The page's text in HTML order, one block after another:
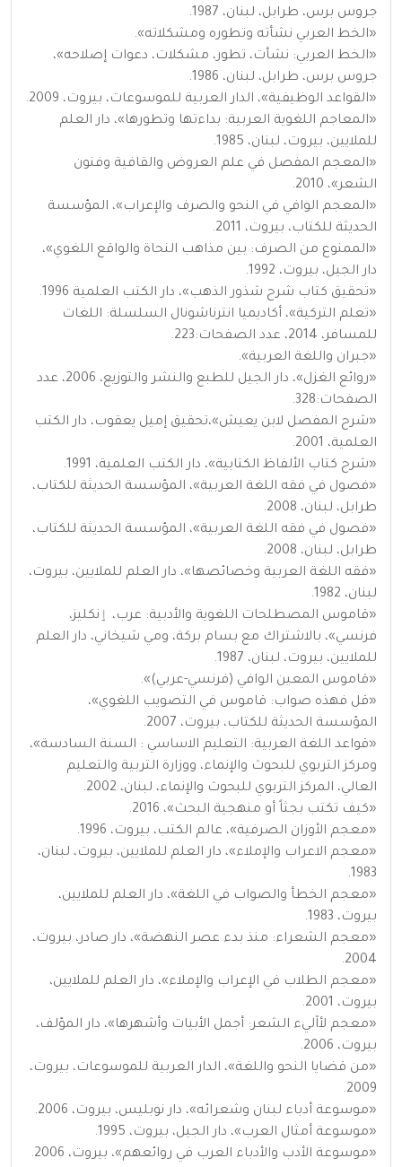
جروس برس، طرابل، لبنان، 1987.
«الخط العربي نشأته وتطوره ومشكلاته».
«الخط العربي: نشأت، تطور، مشكلات، دعوات إصلاحه»،
جروس برس، طرابل، لبنان، 1986.
«القواعد الوظيفية»، الدار العربية للموسوعات، بيروت، 2009.
«المعاجم اللغوية العربية: بداءتها وتطورها»، دار العلم
للملايين، بيروت، لبنان، 1985.
«المعجم المفصل في علم العروض والقافية وفنون
الشعر»، 2010.
«المعجم الوافي في النحو والصرف والإعراب»، المؤسسة
الحديثة للكتاب، بيروت، 2011.
«الممنوع من الصرف: بين مذاهب النحاة والواقع اللغوي»،
دار الجيل، بيروت، 1992.
«تحقيق كتاب شرح شذور الذهب»، دار الكتب العلمية 1996.
«تعلم التركية»، أكاديميا انترناشونال السلسلة: اللغات
للمسافر، 2014، عدد الصفحات:223.
«جبران واللغة العربية».
«روائع الغزل»، دار الجيل للطبع والنشر والتوزيع، 2006، عدد
الصفحات:328.
«شرح المفصل لابن يعيش»،تحقيق إميل يعقوب، دار الكتب
العلمية، 2001.
«شرح كتاب الألفاظ الكتابية»، دار الكتب العلمية، 1991.
«فصول في فقه اللغة العربية»، المؤسسة الحديثة للكتاب،
طرابل، لبنان، 2008.
«فصول في فقه اللغة العربية»، المؤسسة الحديثة للكتاب،
طرابل، لبنان، 2008.
«فقه اللغة العربية وخصائصها»، دار العلم للملايين، بيروت،
لبنان، 1982.
«قاموس المصطلحات اللغوية والأدبية: عرب، ٳنكليز،
فرنسي»، بالاشتراك مع بسام بركة، ومي شيخاني، دار العلم
للملايين، بيروت، لبنان، 1987.
«قاموس المعين الوافي (فرنسي-عربي)».
«قل فهذه صواب: قاموس في التصويب اللغوي»،
المؤسسة الحديثة للكتاب، بيروت، 2007.
«قواعد اللغة العربية: التعليم الاساسي : السنة السادسة»،
ومركز التربوي للبحوث والإنماء، ووزارة التربية والتعليم
العالي، المركز التربوي للبحوث والإنماء، لبنان، 2002.
«كيف تكتب بجثاً أو منهجية البحث»، 2016.
«معجم الأوزان الصرفية»، عالم الكتب، بيروت، 1996.
«معجم الاعراب والإملاء»، دار العلم للملايين، بيروت، لبنان،
1983.
«معجم الخطأ والصواب في اللغة»، دار العلم للملايين،
بيروت، 1983.
«معجم الشعراء: منذ بدء عصر النهضة»، دار صادر، بيروت،
2004.
«معجم الطلاب في الإعراب والإملاء»، دار العلم للملايين،
بيروت، 2001.
«معجم لأآليء الشعر: أجمل الأبيات وأشهرها»، دار المؤلف،
بيروت، 2006.
«من قضايا النحو واللغة»، الدار العربية للموسوعات، بيروت،
2009.
«موسوعة أدباء لبنان وشعرائه»، دار نوبليس، بيروت، 2006.
«موسوعة أمثال العرب»، دار الجيل، بيروت، 1995.
«موسوعة الأدب والأدباء العرب في روائعهم»، بيروت، 2006.